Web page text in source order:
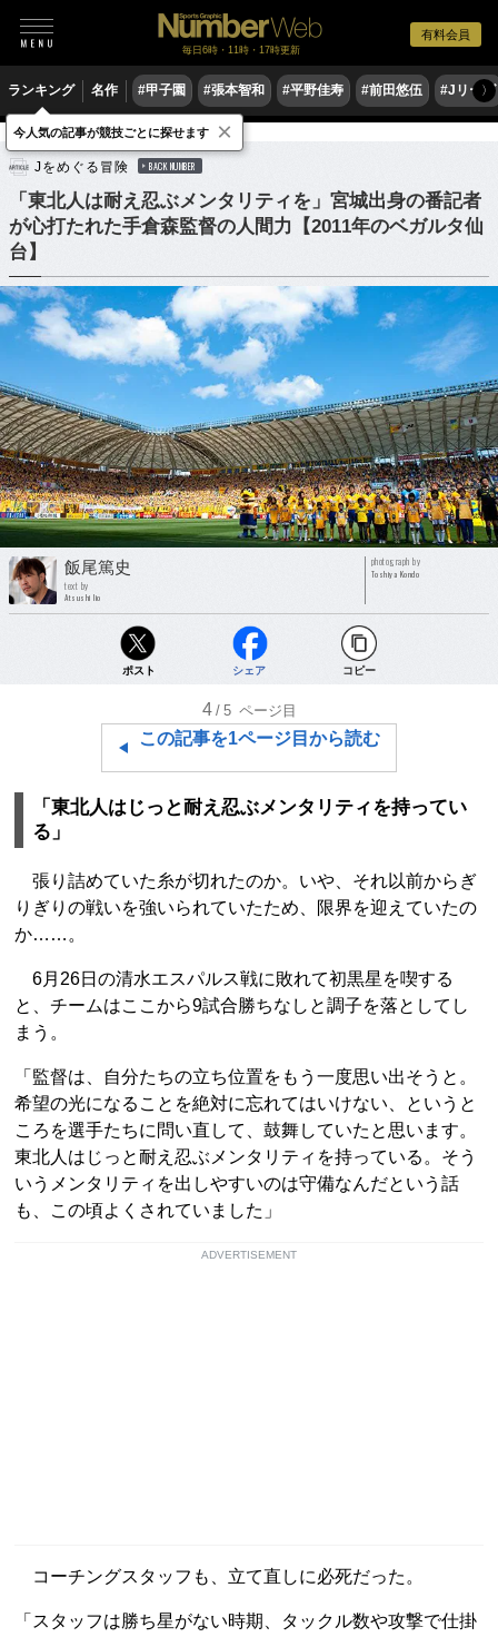
有料会員
毎日6時・11時・17時更新
ランキング 名作 #甲子園 #張本智和 #平野佳寿 #前田悠伍 #Jリーグ
〉
サッカー Jリーグ
Jをめぐる冒険 BACK NUMBER
「東北人は耐え忍ぶメンタリティを」宮城出身の番記者
が心打たれた手倉森監督の人間力【2011年のベガルタ仙
台】
飯尾篤史
text by
Atsushi Iio
photograph by
Toshiya Kondo
ポスト シェア コピー
4 /5 ページ目
この記事を1ページ目から読む
「東北人はじっと耐え忍ぶメンタリティを持ってい
る」
張り詰めていた糸が切れたのか。いや、それ以前からぎ
りぎりの戦いを強いられていたため、限界を迎えていたの
か……。
6月26日の清水エスパルス戦に敗れて初黒星を喫する
と、チームはここから9試合勝ちなしと調子を落としてし
まう。
「監督は、自分たちの立ち位置をもう一度思い出そうと。
希望の光になることを絶対に忘れてはいけない、というと
ころを選手たちに問い直して、鼓舞していたと思います。
東北人はじっと耐え忍ぶメンタリティを持っている。そう
いうメンタリティを出しやすいのは守備なんだという話
も、この頃よくされていました」
ADVERTISEMENT
コーチングスタッフも、立て直しに必死だった。
「スタッフは勝ち星がない時期、タックル数や攻撃で仕掛
今人気の記事が競技ごとに探せます ×